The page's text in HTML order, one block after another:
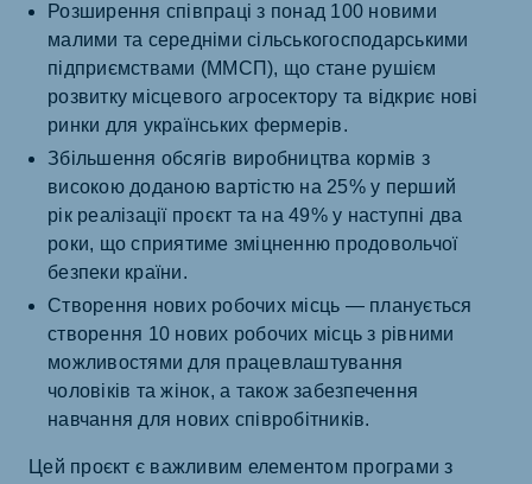
Розширення співпраці з понад 100 новими
малими та середніми сільськогосподарськими
підприємствами (ММСП), що стане рушієм
розвитку місцевого агросектору та відкриє нові
ринки для українських фермерів.
Збільшення обсягів виробництва кормів з
високою доданою вартістю на 25% у перший
рік реалізації проєкт та на 49% у наступні два
роки, що сприятиме зміцненню продовольчої
безпеки країни.
Створення нових робочих місць — планується
створення 10 нових робочих місць з рівними
можливостями для працевлаштування
чоловіків та жінок, а також забезпечення
навчання для нових співробітників.
Цей проєкт є важливим елементом програми з